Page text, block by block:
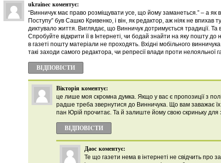
ukrainec коментує:
“Винничук має право розміщувати усе, що йому заманеться.” – а як
Поступу” був Сашко Кривенко, і він, як редактор, аж ніяк не
диктувало життя. Виглядає, що Винничук дотримується традиції.
Спробуйте відкрити її в Інтернеті, чи бодай знайти на яку пошту
в газеті пошту матеріали не проходять. Вхідні мобільного
такі заходи самого редактора, чи репресії влади проти нелояльної
ВІДПОВІCТИ
Вікторія коментує:
це лише моя скромна думка. Якщо у вас є пропозиції з
радше треба звернутися до Винничука. Що вам заважає
пан Юрій прочитає. Та й залиште йому свою скриньку для
ВІДПОВІCТИ
Даос коментує:
Те що газети нема в інтернеті не свідчить про